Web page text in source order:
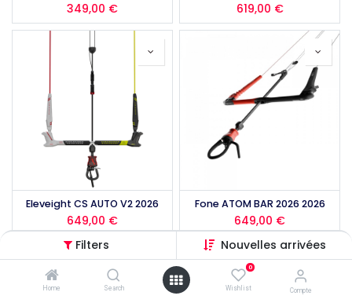
Filters Nouvelles arrivées
Home Search
0
Wishlist Compte
349,00 € 619,00 €
Eleveight CS AUTO V2 2026
649,00 €
Fone ATOM BAR 2026 2026
649,00 €